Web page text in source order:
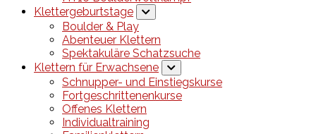
Klettergeburtstage
Boulder & Play
Abenteuer Klettern
Spektakuläre Schatzsuche
Klettern für Erwachsene
Schnupper- und Einstiegskurse
Fortgeschrittenenkurse
Offenes Klettern
Individualtraining